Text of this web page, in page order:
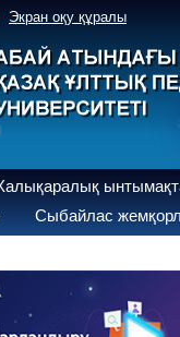
Экран оқу құралы
Сыбайлас